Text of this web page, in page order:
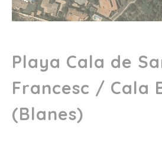
Playa Cala de
Francesc / Cala
(Blanes)